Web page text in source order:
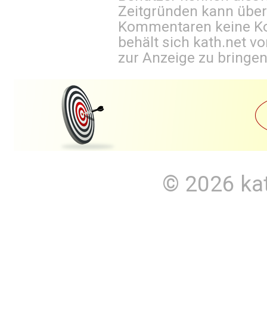
Zeitgründen kann
Kommentaren keine
behält sich kath.net
zur Anzeige zu
© 2026